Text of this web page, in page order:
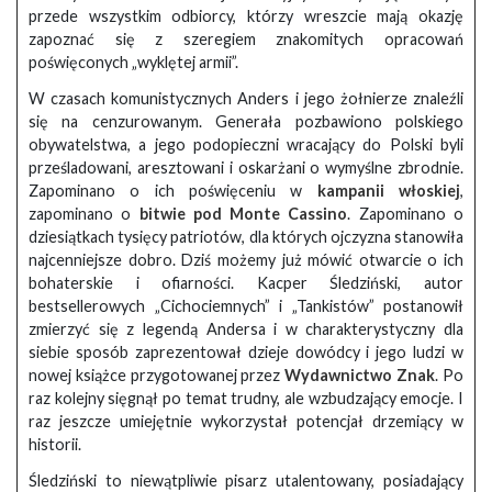
przede wszystkim odbiorcy, którzy wreszcie mają okazję
zapoznać się z szeregiem znakomitych opracowań
poświęconych „wyklętej armii”.
W czasach komunistycznych Anders i jego żołnierze znaleźli
się na cenzurowanym. Generała pozbawiono polskiego
obywatelstwa, a jego podopieczni wracający do Polski byli
prześladowani, aresztowani i oskarżani o wymyślne zbrodnie.
Zapominano o ich poświęceniu w kampanii włoskiej,
zapominano o bitwie pod Monte Cassino. Zapominano o
dziesiątkach tysięcy patriotów, dla których ojczyzna stanowiła
najcenniejsze dobro. Dziś możemy już mówić otwarcie o ich
bohaterskie i ofiarności. Kacper Śledziński, autor
bestsellerowych „Cichociemnych” i „Tankistów” postanowił
zmierzyć się z legendą Andersa i w charakterystyczny dla
siebie sposób zaprezentował dzieje dowódcy i jego ludzi w
nowej książce przygotowanej przezWydawnictwo Znak. Po
raz kolejny sięgnął po temat trudny, ale wzbudzający emocje. I
raz jeszcze umiejętnie wykorzystał potencjał drzemiący w
historii.
Śledziński to niewątpliwie pisarz utalentowany, posiadający